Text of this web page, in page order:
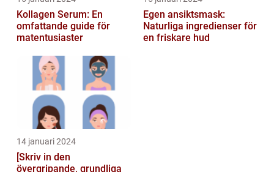
Kollagen Serum: En
omfattande guide för
matentusiaster
Egen ansiktsmask:
Naturliga ingredienser för
en friskare hud
14 januari 2024
[Skriv in den
övergripande, grundliga